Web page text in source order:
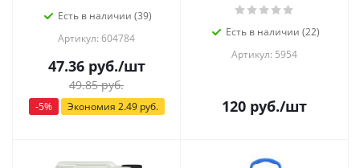
Есть в наличии (39)
Артикул: 604784
47.36руб./шт
49.85руб.
-5% Экономия 2.49руб.
Есть в наличии (22)
Артикул: 5954
120 руб./шт